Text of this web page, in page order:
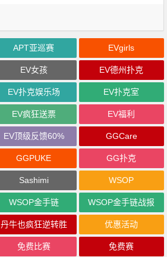
APT亚巡赛 EVgirls
EV女孩 EV德州扑克
EV扑克娱乐场 EV扑克室
EV疯狂送票 EV福利
EV顶级反馈60% GGCare
GGPUKE GG扑克
Sashimi WSOP
WSOP金手链 WSOP金手链战报
丹牛也疯狂逆转胜 优惠活动
免费比赛 免费赛